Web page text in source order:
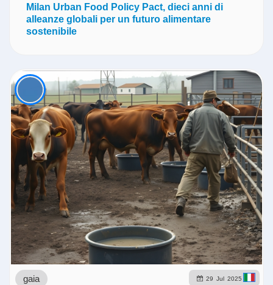
Milan Urban Food Policy Pact, dieci anni di
alleanze globali per un futuro alimentare
sostenibile
29 Jul 2025
gaia